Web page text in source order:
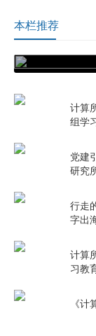
本栏推荐
计算所公
计算
组学
党建
研究
行走
字出
计算
习教
《